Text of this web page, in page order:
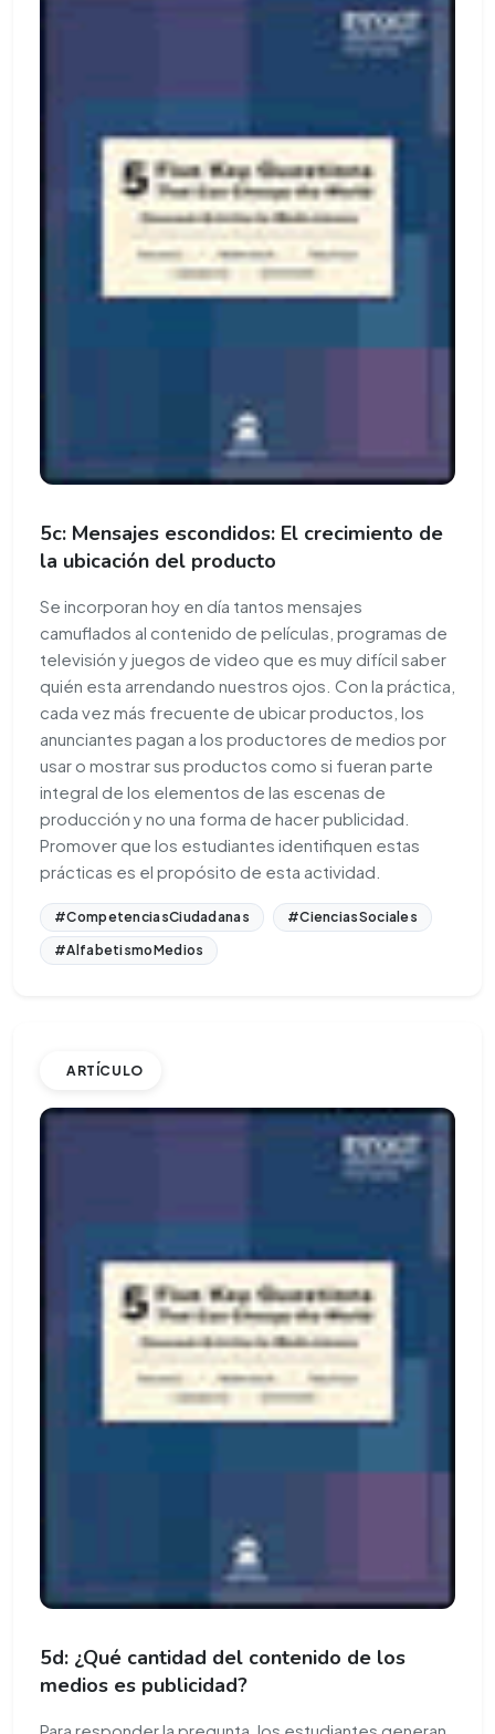
5c: Mensajes escondidos: El crecimiento de
la ubicación del producto
Se incorporan hoy en día tantos mensajes
camuflados al contenido de películas, programas de
televisión y juegos de video que es muy difícil saber
quién esta arrendando nuestros ojos. Con la práctica,
cada vez más frecuente de ubicar productos, los
anunciantes pagan a los productores de medios por
usar o mostrar sus productos como si fueran parte
integral de los elementos de las escenas de
producción y no una forma de hacer publicidad.
Promover que los estudiantes identifiquen estas
prácticas es el propósito de esta actividad.
#CompetenciasCiudadanas
#CienciasSociales
#AlfabetismoMedios
ARTÍCULO
5d: ¿Qué cantidad del contenido de los
medios es publicidad?